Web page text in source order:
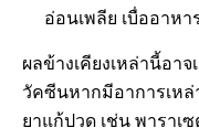
อ่อนเพลีย เบื่ออาหา
ผลข้างเคียงเหล่านี้อา
วัคซีนหากมีอาการเหล่
ยาแก้ปวด เช่น พาราเ